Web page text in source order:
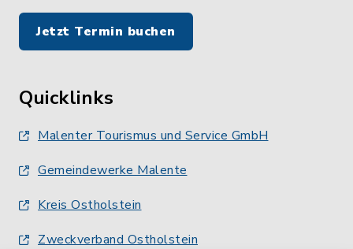
Jetzt Termin buchen
Quicklinks
Malenter Tourismus und Service GmbH
Gemeindewerke Malente
Kreis Ostholstein
Zweckverband Ostholstein